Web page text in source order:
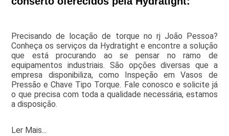
Precisando de locação de torque no rj João Pessoa?
Conheça os serviços da Hydratight e encontre a solução
que está procurando ao se pensar no ramo de
equipamentos industriais. São opções diversas que a
empresa disponibiliza, como Inspeção em Vasos de
Pressão e Chave Tipo Torque. Fale conosco e solicite já
o que precisa com toda a qualidade necessária, estamos
a disposição.
Ler Mais...